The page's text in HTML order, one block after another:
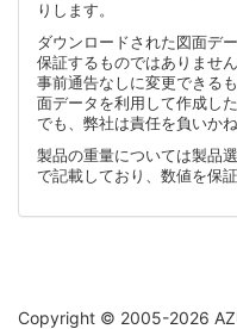
りします。
ダウンロードされた図面デ
保証するものではありませ
事前通告なしに変更できる
面データを利用して作成し
でも、弊社は責任を負いか
製品の重量については製品
で記載しており、数値を保
Copyright © 2005-2026